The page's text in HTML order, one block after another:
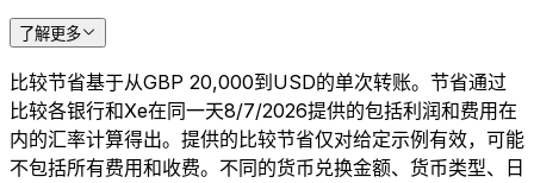
了解更多
比较节省基于从GBP 20,000到USD的单次转账。节省通过
比较各银行和Xe在同一天8/7/2026提供的包括利润和费用在
内的汇率计算得出。提供的比较节省仅对给定示例有效，可能
不包括所有费用和收费。不同的货币兑换金额、货币类型、日